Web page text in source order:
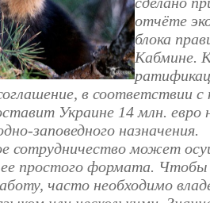
отчёте
блока
Кабмине.
в соответствии
Украине 14 млн. евро
заповедного назначения.
сотрудничество может
простого формата. Чтобы
часто необходимо